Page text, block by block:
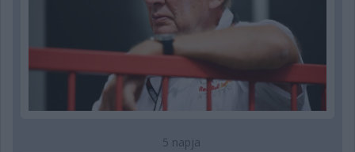
5 napja